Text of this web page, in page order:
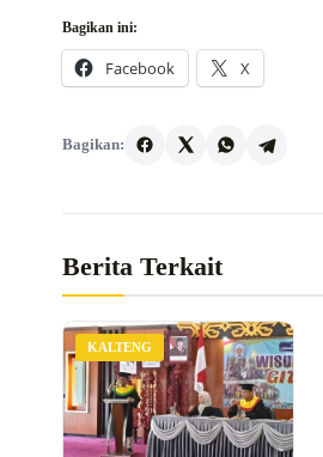
Bagikan ini:
Facebook X
Bagikan:
Berita Terkait
KALTENG